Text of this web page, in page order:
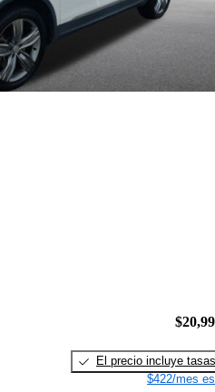
El precio incluye tasas
$422/mes